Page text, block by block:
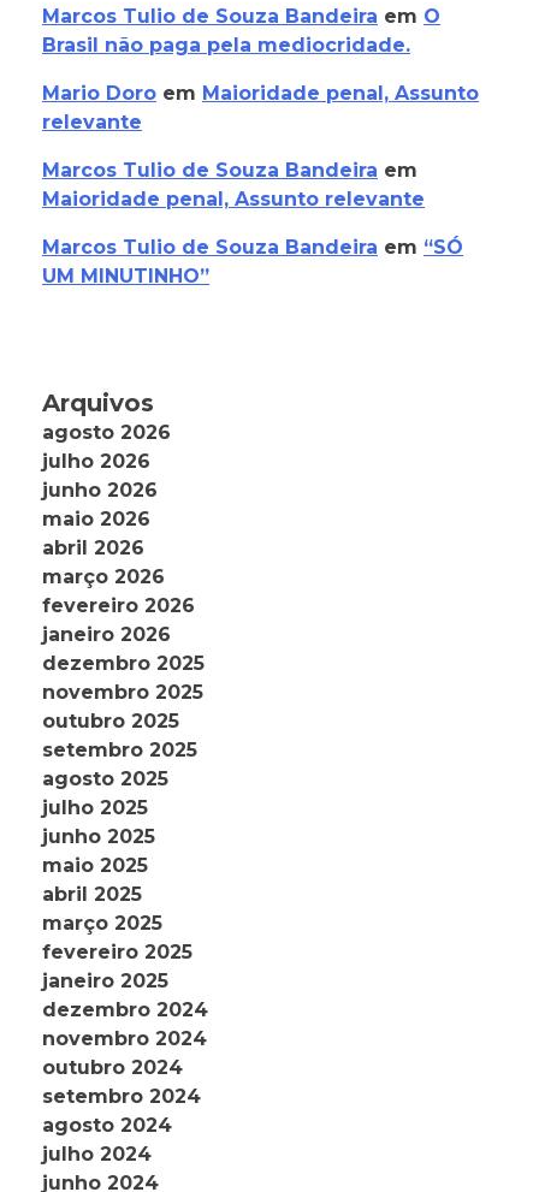
Marcos Tulio de Souza Bandeira em O
Brasil não paga pela mediocridade.
Mario Doro em Maioridade penal, Assunto
relevante
Marcos Tulio de Souza Bandeira em
Maioridade penal, Assunto relevante
Marcos Tulio de Souza Bandeira em “SÓ
UM MINUTINHO”
Arquivos
agosto 2026
julho 2026
junho 2026
maio 2026
abril 2026
março 2026
fevereiro 2026
janeiro 2026
dezembro 2025
novembro 2025
outubro 2025
setembro 2025
agosto 2025
julho 2025
junho 2025
maio 2025
abril 2025
março 2025
fevereiro 2025
janeiro 2025
dezembro 2024
novembro 2024
outubro 2024
setembro 2024
agosto 2024
julho 2024
junho 2024